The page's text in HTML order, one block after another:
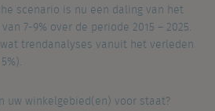
scenario is nu een daling van het
7-9% over de periode 2015 – 2025.
trendanalyses vanuit het verleden
uw winkelgebied(en) voor staat?